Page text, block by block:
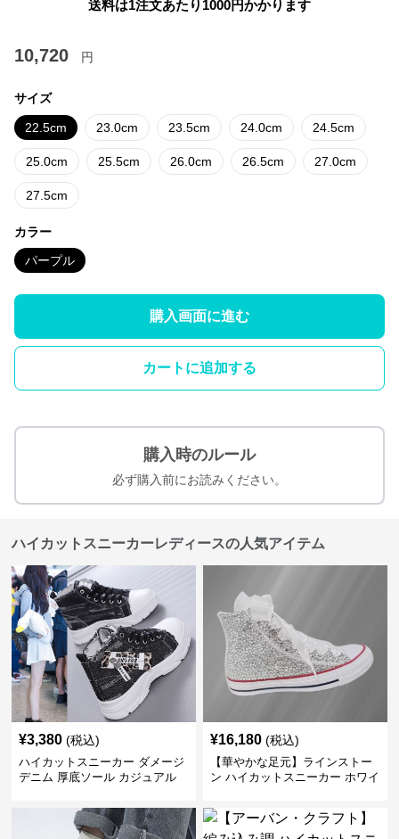
送料は1注文あたり 1000円かかります
10,720 円
サイズ
22.5cm 23.0cm 23.5cm 24.0cm 24.5cm
25.0cm 25.5cm 26.0cm 26.5cm 27.0cm
27.5cm
カラー
パープル
購入画面に進む
カートに追加する
購入時のルール
必ず購入前にお読みください。
ハイカットスニーカーレディースの人気アイテム
¥3,380 (税込)
ハイカットスニーカー ダメージ
デニム 厚底ソール カジュアル
かわいい 学校 日常使い 履きや
¥16,180 (税込)
【華やかな足元】ラインストー
ン ハイカットスニーカー ホワイ
ボン